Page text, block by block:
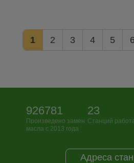
1 2 3 4 5 6
926781
Произведено замен
масла с 2013 года
23
Станций
Адреса